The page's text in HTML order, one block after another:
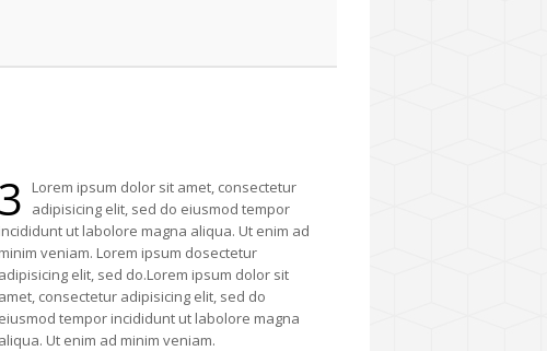
3
Lorem ipsum dolor sit amet, consectetur
adipisicing elit, sed do eiusmod tempor
incididunt ut labolore magna aliqua. Ut enim ad
minim veniam. Lorem ipsum dosectetur
adipisicing elit, sed do.Lorem ipsum dolor sit
amet, consectetur adipisicing elit, sed do
eiusmod tempor incididunt ut labolore magna
aliqua. Ut enim ad minim veniam.